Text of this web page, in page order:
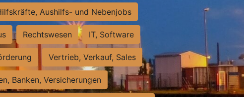
Aushilfs- und Nebenjobs
Rechtswesen IT, Software
Vertrieb, Verkauf, Sales
Banken, Versicherungen